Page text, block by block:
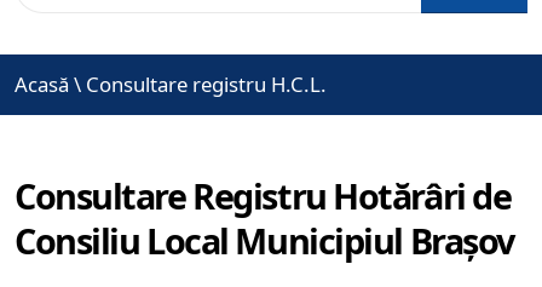
Acasă \ Consultare registru H.C.L.
Consultare Registru Hotărâri de
Consiliu Local Municipiul Brașov